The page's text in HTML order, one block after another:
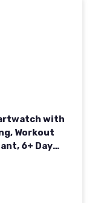
with
Workout
6+ Day